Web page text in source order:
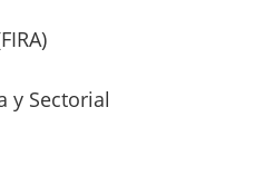
y Sectorial